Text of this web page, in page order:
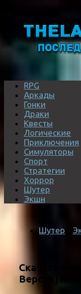
RPG
Аркады
Гонки
Драки
Квесты
Логические
Приключения
Симуляторы
Спорт
Стратегии
Хоррор
Шутер
Экшн
Шутер
Скачать
Версия] на